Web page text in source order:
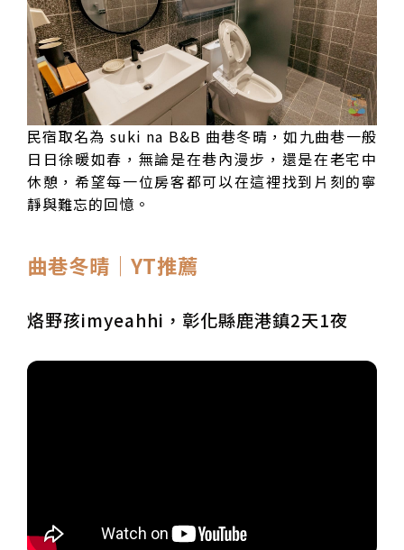
民宿取名為 suki na B&B 曲巷冬晴，如九曲巷一般
日日徐暖如春，無論是在巷內漫步，還是在老宅中
休憩，希望每一位房客都可以在這裡找到片刻的寧
靜與難忘的回憶。
曲巷冬晴│YT推薦
烙野孩imyeahhi，彰化縣鹿港鎮2天1夜